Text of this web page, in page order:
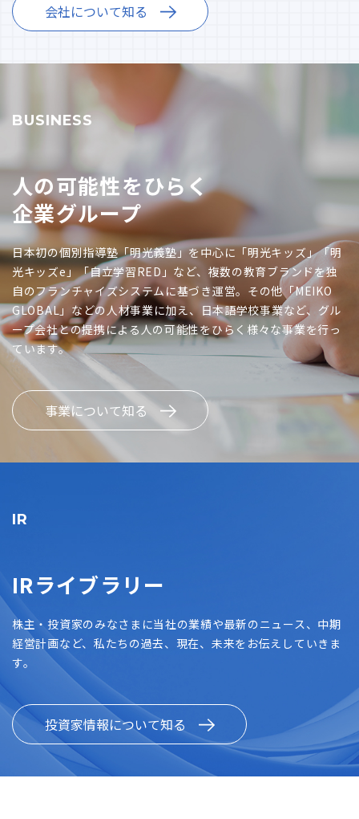
会社について知る
BUSINESS
人の可能性をひらく
企業グループ
日本初の個別指導塾「明光義塾」を中心に「明光キッズ」「明
光キッズe」「自立学習RED」など、複数の教育ブランドを独
自のフランチャイズシステムに基づき運営。その他「MEIKO
GLOBAL」などの人材事業に加え、日本語学校事業など、グル
ープ会社との提携による人の可能性をひらく様々な事業を行っ
ています。
事業について知る
IR
IRライブラリー
株主・投資家のみなさまに当社の業績や最新のニュース、中期
経営計画など、私たちの過去、現在、未来をお伝えしていきま
す。
投資家情報について知る